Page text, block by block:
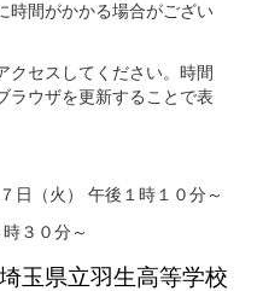
時間がかかる場合がござい
クセスしてください。時間
ラウザを更新することで表
日（火） 午後１時１０分～
３０分～
埼玉県立羽生高等学校